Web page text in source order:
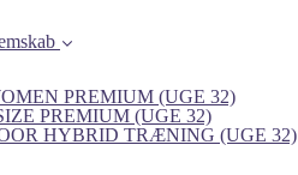
PREMIUM (UGE 32)
PREMIUM (UGE 32)
HYBRID TRÆNING (UGE 32)